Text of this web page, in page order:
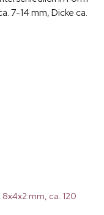
7-14 mm, Dicke ca.
mm, ca. 120